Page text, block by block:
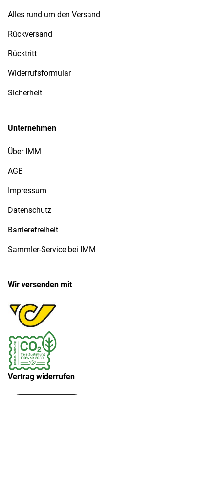
Alles rund um den Versand
Rückversand
Rücktritt
Widerrufsformular
Sicherheit
Unternehmen
Über IMM
AGB
Impressum
Datenschutz
Barrierefreiheit
Sammler-Service bei IMM
Wir versenden mit
Vertrag widerrufen